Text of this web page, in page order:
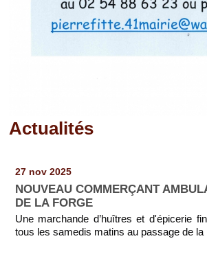
Actualités
27 nov 2025
NOUVEAU COMMERÇANT
DE LA FORGE
Une marchande d’huîtres et d'épicerie
tous les samedis matins au passage de la
Pages